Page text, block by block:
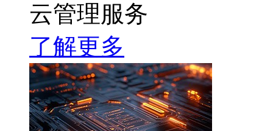
云管理服务
了解更多